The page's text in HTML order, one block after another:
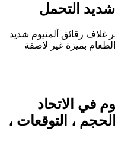
رقائق الألومنيوم 30 سم × 30 متر غلاف رقائق ألمنيوم شديد
بميزة غير لاصقة
في الاتحاد